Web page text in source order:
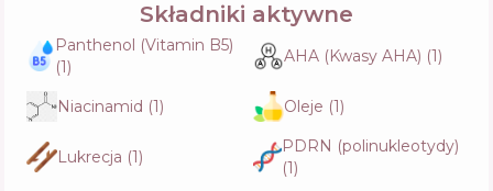
Składniki aktywne
Panthenol (Vitamin B5)
(1)
AHA (Kwasy AHA) (1)
Niacinamid (1) Oleje (1)
Lukrecja (1)
PDRN (polinukleotydy)
(1)